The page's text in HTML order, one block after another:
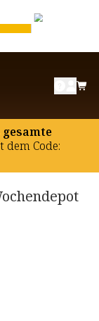
dem Code: